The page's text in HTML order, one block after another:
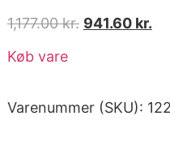
1,177.00kr. 941.60 kr.
Køb vare
Varenummer (SKU):